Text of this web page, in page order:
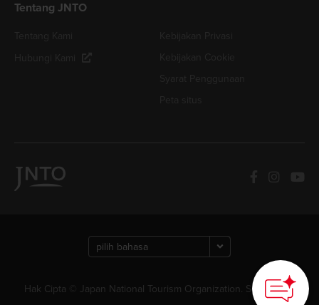
Tentang JNTO
Hak Cipta © Japan National Tourism Organization. Semua Hak